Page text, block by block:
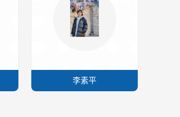
李素平